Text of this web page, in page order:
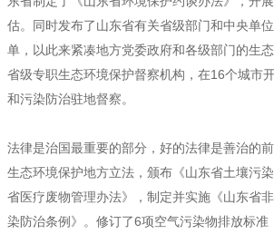
估。同时发布了山东省有关省级部门和中央单
单，以此来紧凑地方党委政府和各级部门的生
省级专职生态环境保护督察机构，在16个城市
和污染防治驻地督察。
法律是治国最重要的部分，好的法律是善治的
生态环境保护地方立法，颁布《山东省土壤污
省医疗废物管理办法》，制定并实施《山东省
染防治条例》。修订了6项空气污染物排放标准